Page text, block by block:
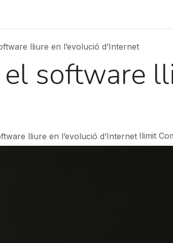
lliure en l’evolució d’Internet
software
Ilimit